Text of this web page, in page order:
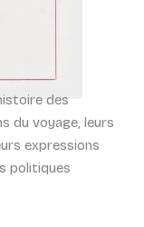
des
du voyage, leurs
expressions
politiques